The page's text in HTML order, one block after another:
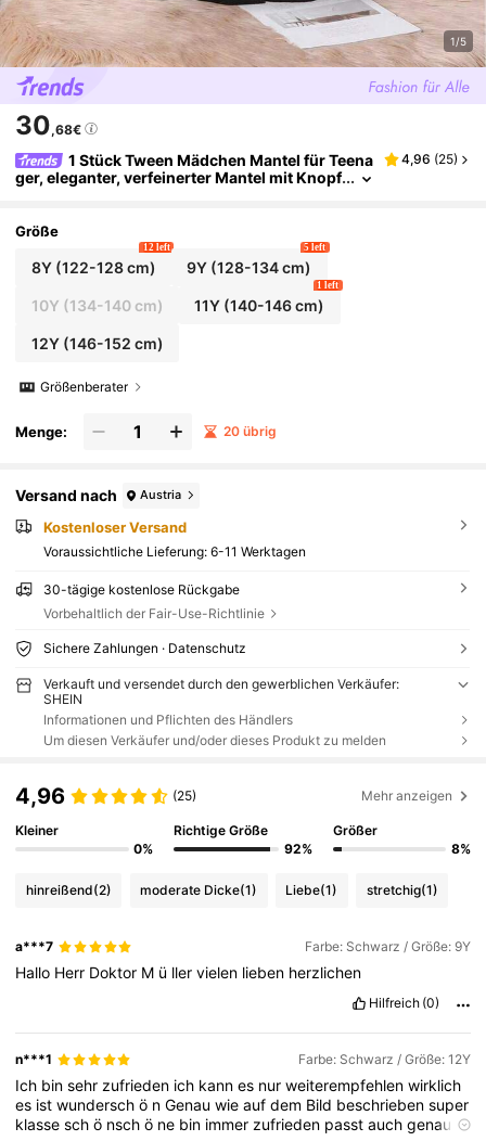
1/5
30,68€
1 Stück Tween Mädchen Mantel für Teena
ger, eleganter, verfeinerter Mantel mit Knopf
4,96 (25)
Größe
8Y(122-128 cm)
12 left
9Y (128-134 cm)
5 left
10Y (134-140 cm) 11Y (140-146 cm)
1 left
12Y(146-152 cm)
Größenberater
Menge: 20 übrig
Versand nach Austria
Kostenloser Versand
Voraussichtliche Lieferung: 6-11 Werktagen
30-tägige kostenlose Rückgabe
Vorbehaltlich der Fair-Use-Richtlinie
Sichere Zahlungen · Datenschutz
Verkauft und versendet durch den gewerblichen Verkäufer:
SHEIN
Informationen und Pflichten des Händlers
Um diesen Verkäufer und/oder dieses Produkt zu melden
4,96 (25) Mehr anzeigen
Kleiner
0%
Richtige Größe
92%
Größer
8%
hinreißend(2) moderate Dicke(1) Liebe(1) stretchig(1)
a***7 Farbe: Schwarz / Größe: 9Y
Hallo Herr Doktor M ü llervielen lieben herzlichen
Hilfreich (0)
n***1 Farbe: Schwarz / Größe: 12Y
Ich binsehr zufrieden ich kannes nurweiterempfehlenwirklich
es istwunderschö nGenauwieaufdem Bild beschriebensuper
klasseschö nschö ne bin immer zufrieden passtauchgenau